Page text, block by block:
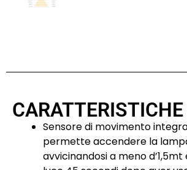
CARATTERISTICHE
Sensore di movimento
permette accendere la
avvicinandosi a meno